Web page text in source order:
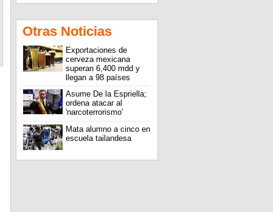
Otras Noticias
Exportaciones de
cerveza mexicana
superan 6,400 mdd y
llegan a 98 países
Asume De la Espriella;
ordena atacar al
'narcoterrorismo'
Mata alumno a cinco en
escuela tailandesa